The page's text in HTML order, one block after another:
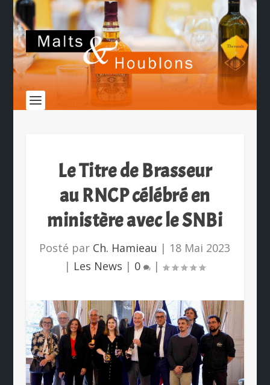
Le Titre de Brasseur
au RNCP célébré en
ministère avec le SNBi
Posté par Ch. Hamieau | 18 Mai 2023
| Les News | 0 |